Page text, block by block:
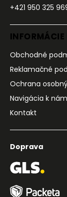
+421 950 325
INFORMÁCIE
Obchodné
Reklamačné
Ochrana
Navigácia k nám
Kontakt
Doprava